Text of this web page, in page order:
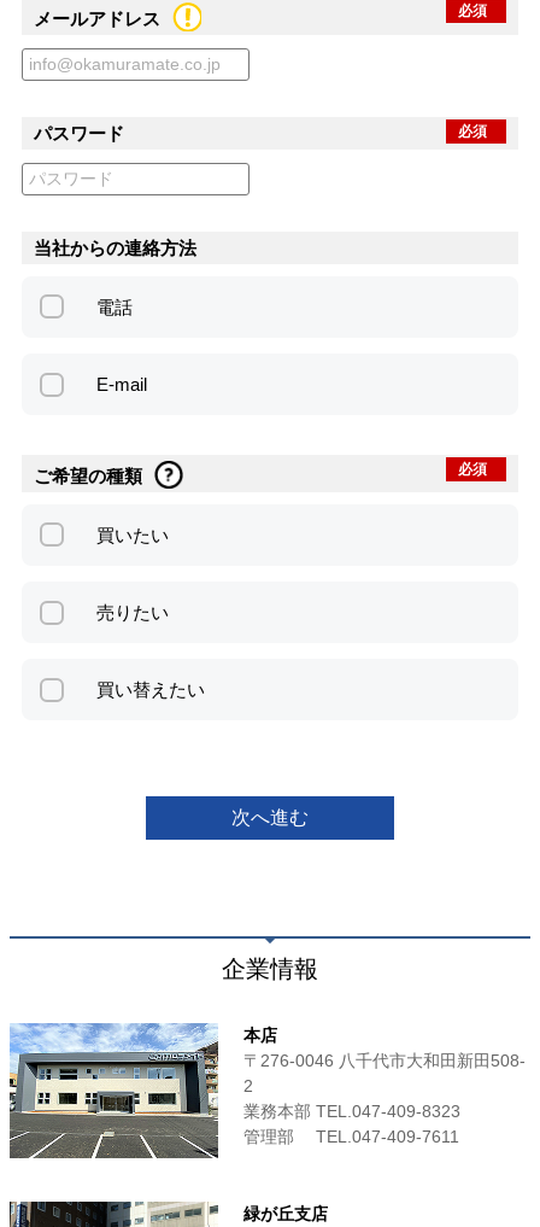
メールアドレス 必須
パスワード 必須
当社からの連絡方法
電話
E-mail
ご希望の種類 必須
買いたい
売りたい
買い替えたい
次へ進む
企業情報
本店
〒276-0046 八千代市大和田新田508-
2
業務本部 TEL.047-409-8323
管理部 TEL.047-409-7611
緑が丘支店